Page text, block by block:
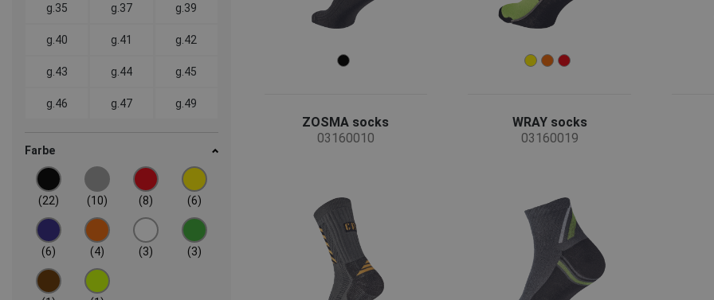
g.35 g.37 g.39
g.40 g.41 g.42
g.43 g.44 g.45
g.46 g.47 g.49
Farbe
(22) (10) (8) (6)
(6) (4) (3) (3)
ZOSMA socks
03160010
WRAY socks
03160019